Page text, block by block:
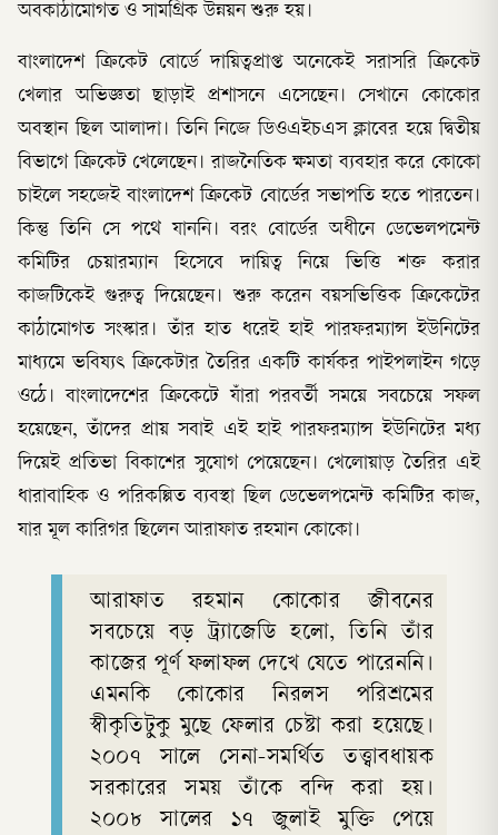
অবকাঠামোগত ও সামগ্রিক উন্নয়ন শুরু হয়।
বাংলাদেশ ক্রিকেট বোর্ডে দায়িত্বপ্রাপ্ত অনেকেই সরাসরি ক্রিকেট
খেলার অভিজ্ঞতা ছাড়াই প্রশাসনে এসেছেন। সেখানে কোকোর
অবস্থান ছিল আলাদা। তিনি নিজে ডিওএইচএস ক্লাবের হয়ে দ্বিতীয়
বিভাগে ক্রিকেট খেলেছেন। রাজনৈতিক ক্ষমতা ব্যবহার করে কোকো
চাইলে সহজেই বাংলাদেশ ক্রিকেট বোর্ডের সভাপতি হতে পারতেন।
কিন্তু তিনি সে পথে যাননি। বরং বোর্ডের অধীনে ডেভেলপমেন্ট
কমিটির চেয়ারম্যান হিসেবে দায়িত্ব নিয়ে ভিত্তি শক্ত করার
কাজটিকেই গুরুত্ব দিয়েছেন। শুরু করেন বয়সভিত্তিক ক্রিকেটের
কাঠামোগত সংস্কার। তাঁর হাত ধরেই হাই পারফরম্যান্স ইউনিটের
মাধ্যমে ভবিষ্যৎ ক্রিকেটার তৈরির একটি কার্যকর পাইপলাইন গড়ে
ওঠে। বাংলাদেশের ক্রিকেটে যাঁরা পরবর্তী সময়ে সবচেয়ে সফল
হয়েছেন, তাঁদের প্রায় সবাই এই হাই পারফরম্যান্স ইউনিটের মধ্য
দিয়েই প্রতিভা বিকাশের সুযোগ পেয়েছেন। খেলোয়াড় তৈরির এই
ধারাবাহিক ও পরিকল্পিত ব্যবস্থা ছিল ডেভেলপমেন্ট কমিটির কাজ,
যার মূল কারিগর ছিলেন আরাফাত রহমান কোকো।
আরাফাত রহমান কোকোর জীবনের
সবচেয়ে বড় ট্র্যাজেডি হলো, তিনি তাঁর
কাজের পূর্ণ ফলাফল দেখে যেতে পারেননি।
এমনকি কোকোর নিরলস পরিশ্রমের
স্বীকৃতিটুকু মুছে ফেলার চেষ্টা করা হয়েছে।
২০০৭ সালে সেনা-সমর্থিত তত্ত্বাবধায়ক
সরকারের সময় তাঁকে বন্দি করা হয়।
২০০৮ সালের ১৭ জুলাই মুক্তি পেয়ে